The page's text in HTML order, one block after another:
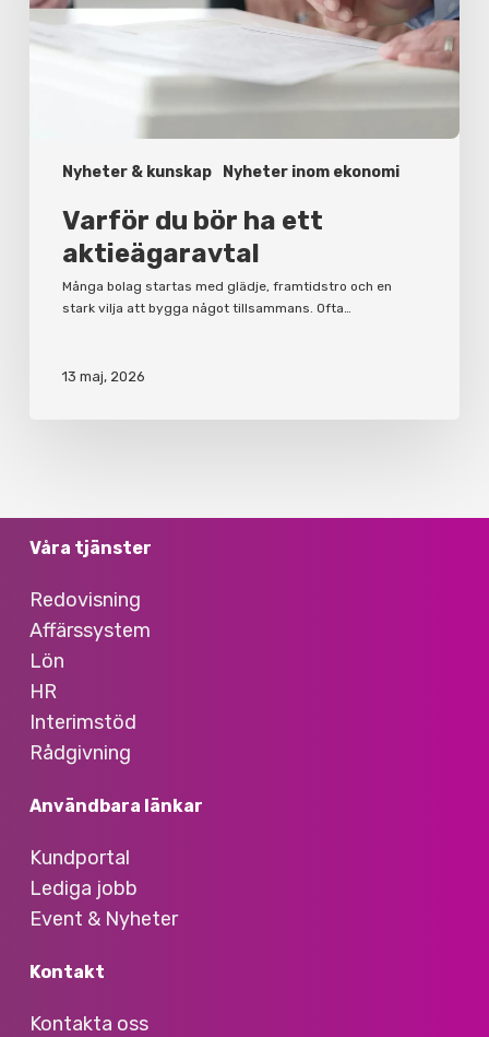
Nyheter & kunskap Nyheter inom ekonomi
Varför du bör ha ett
aktieägaravtal
Många bolag startas med glädje, framtidstro och en
stark vilja att bygga något tillsammans. Ofta…
13 maj, 2026
Våra tjänster
Redovisning
Affärssystem
Lön
HR
Interimstöd
Rådgivning
Användbara länkar
Kundportal
Lediga jobb
Event & Nyheter
Kontakt
Kontakta oss